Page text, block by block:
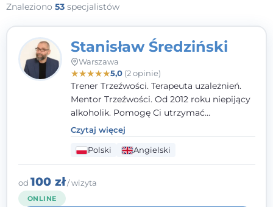
Znaleziono 53 specjalistów
Stanisław Średziński
Warszawa
★★★★★5,0(2 opinie)
Trener Trzeźwości. Terapeuta uzależnień.
Mentor Trzeźwości. Od 2012 roku niepijący
alkoholik. Pomogę Ci utrzymać
abstynencję, na początku Twojej drogi do
trzeźwości.
Czytaj więcej
Polski Angielski
od 100 zł/ wizyta
ONLINE